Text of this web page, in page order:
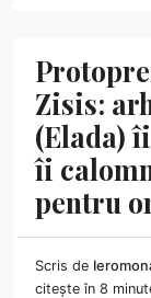
Zisis:
(Elada)
îi
pentru
Scris de
citește în 8